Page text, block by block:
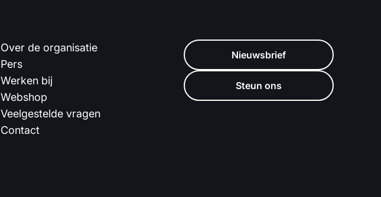
Over de organisatie
Pers
Werken bij
Webshop
Veelgestelde vragen
Contact
Nieuwsbrief
Steun ons